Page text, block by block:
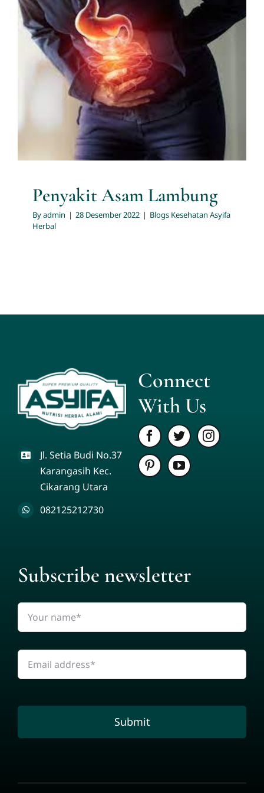
Return Policy
Penyakit Asam Lambung
Blogs Kesehatan Asyifa Herbal
Penyakit Asam Lambung
Byadmin | 28 Desember 2022 | Blogs Kesehatan Asyifa
Herbal
Jl. Setia Budi No.37
Karangasih Kec.
Cikarang Utara
082125212730
Connect
With Us
Subscribe newsletter
Submit